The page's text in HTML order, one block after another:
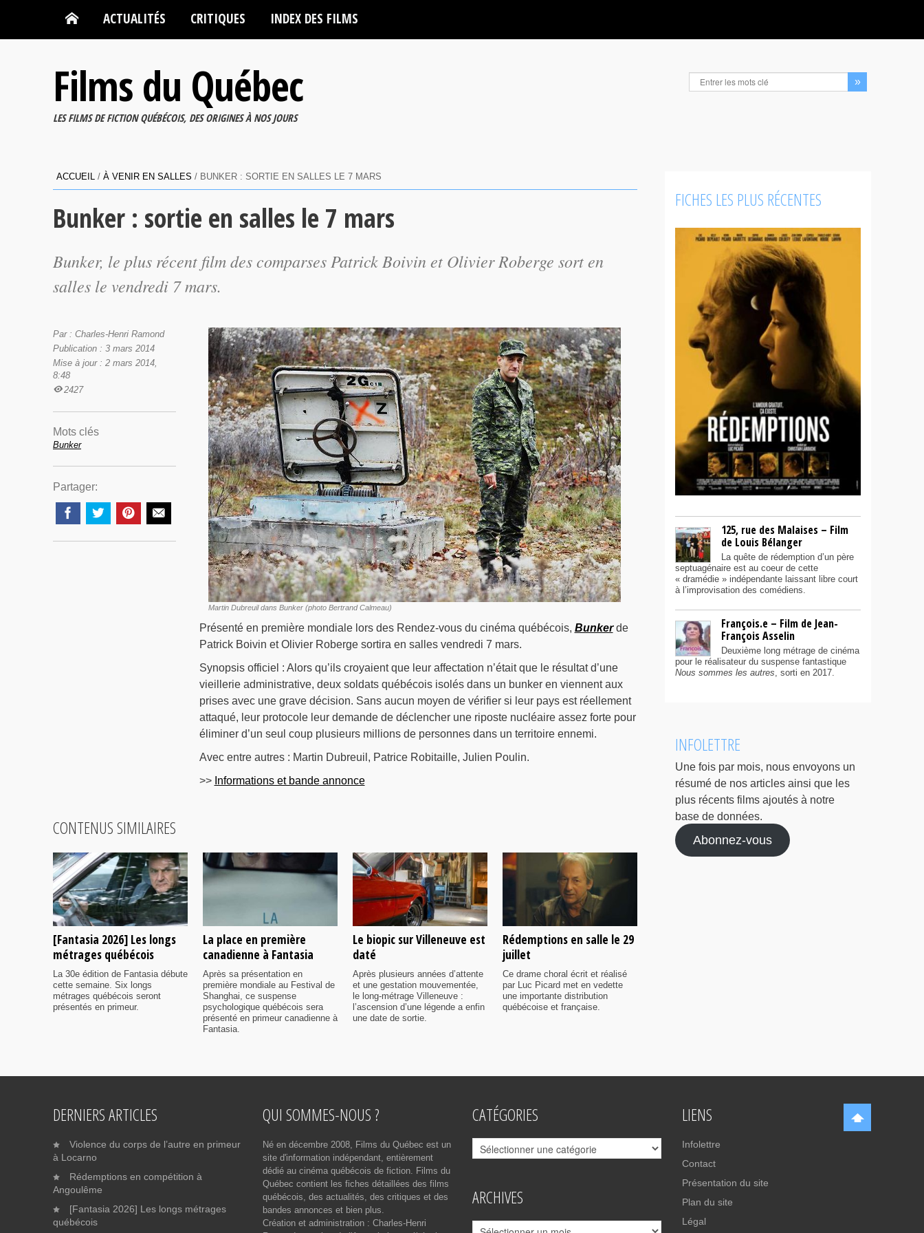
ACTUALITÉS CRITIQUES INDEX DES FILMS
Films du Québec
LES FILMS DE FICTION QUÉBÉCOIS, DES ORIGINES À NOS JOURS
ACCUEIL / À VENIR EN SALLES / BUNKER : SORTIE EN SALLES LE 7 MARS
Bunker : sortie en salles le 7 mars
Bunker, le plus récent film des comparses Patrick Boivin et Olivier Roberge sort en
salles le vendredi 7 mars.
Martin Dubreuil dans Bunker (photo Bertrand Calmeau)
Présenté en première mondiale lors des Rendez-vous du cinéma québécois, Bunkerde
Patrick Boivin et Olivier Roberge sortira en salles vendredi 7 mars.
Synopsis officiel : Alors qu’ils croyaient que leur affectation n’était que le résultat d’une
vieillerie administrative, deux soldats québécois isolés dans un bunker en viennent aux
prises avec une grave décision. Sans aucun moyen de vérifier si leur pays est réellement
attaqué, leur protocole leur demande de déclencher une riposte nucléaire assez forte pour
éliminer d’un seul coup plusieurs millions de personnes dans un territoire ennemi.
Avec entre autres : Martin Dubreuil, Patrice Robitaille, Julien Poulin.
>> Informations et bande annonce
Par : Charles-Henri Ramond
Publication : 3 mars 2014
Mise à jour : 2 mars 2014,
8:48
2427
Mots clés
Bunker
Partager:
CONTENUS SIMILAIRES
[Fantasia 2026] Les longs
métrages québécois
La 30e édition de Fantasia débute
cette semaine. Six longs
métrages québécois seront
présentés en primeur.
La place en première
canadienne à Fantasia
Après sa présentation en
première mondiale au Festival de
Shanghai, ce suspense
psychologique québécois sera
présenté en primeur canadienne à
Fantasia.
Le biopic sur Villeneuve est
daté
Après plusieurs années d’attente
et une gestation mouvementée,
le long-métrage Villeneuve :
l’ascension d’une légende a enfin
une date de sortie.
Rédemptions en salle le 29
juillet
Ce drame choral écrit et réalisé
par Luc Picard met en vedette
une importante distribution
québécoise et française.
FICHES LES PLUS RÉCENTES
125, rue des Malaises – Film
de Louis Bélanger
La quête de rédemption d’un père
septuagénaire est au coeur de cette
« dramédie » indépendante laissant libre court
à l’improvisation des comédiens.
François.e – Film de Jean-
François Asselin
Deuxième long métrage de cinéma
pour le réalisateur du suspense fantastique
Nous sommes les autres, sorti en 2017.
INFOLETTRE
Une fois par mois, nous envoyons un
résumé de nos articles ainsi que les
plus récents films ajoutés à notre
base de données.
Abonnez-vous
DERNIERS ARTICLES
Violence du corps de l’autre en primeur
à Locarno
Rédemptions en compétition à
Angoulême
[Fantasia 2026] Les longs métrages
québécois
QUI SOMMES-NOUS ?
Né en décembre 2008, Films du Québec est un
site d'information indépendant, entièrement
dédié au cinéma québécois de fiction. Films du
Québec contient les fiches détaillées des films
québécois, des actualités, des critiques et des
bandes annonces et bien plus.
Création et administration : Charles-Henri
CATÉGORIES
Catégories
ARCHIVES
Archives
LIENS
Infolettre
Contact
Présentation du site
Plan du site
Légal